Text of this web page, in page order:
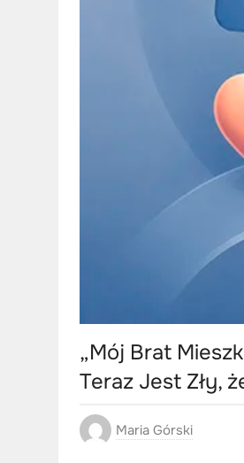
„Mój Brat
Teraz Jest Zły,
Maria Górski